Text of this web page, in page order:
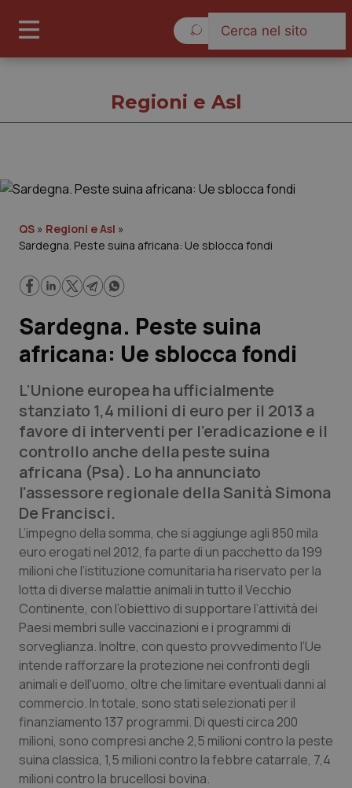
Cronache
Lavoro e Professioni
Scienza e Farmaci
Studi e Analisi
Lettere al direttore
Edizioni Regionali
QS Pro
Professionisti Sanitari.AI
Abruzzo
Basilicata
Calabria
Campania
QS Pro Gold
Artrite & artrosi
Asma & BPCO
Car-T
QS Club Newsletter
Regioni e Asl
QS » Regioni e Asl »
Sardegna. Peste suina africana: Ue sblocca fondi
Sardegna. Peste suina
africana: Ue sblocca fondi
L’Unione europea ha ufficialmente
stanziato 1,4 milioni di euro per il 2013 a
favore di interventi per l’eradicazione e il
controllo anche della peste suina
africana (Psa). Lo ha annunciato
l'assessore regionale della Sanità Simona
De Francisci.
L’impegno della somma, che si aggiunge agli 850 mila
euro erogati nel 2012, fa parte di un pacchetto da 199
milioni che l’istituzione comunitaria ha riservato per la
lotta di diverse malattie animali in tutto il Vecchio
Continente, con l’obiettivo di supportare l’attività dei
Paesi membri sulle vaccinazioni e i programmi di
sorveglianza. Inoltre, con questo provvedimento l’Ue
intende rafforzare la protezione nei confronti degli
animali e dell'uomo, oltre che limitare eventuali danni al
commercio. In totale, sono stati selezionati per il
finanziamento 137 programmi. Di questi circa 200
milioni, sono compresi anche 2,5 milioni contro la peste
suina classica, 1,5 milioni contro la febbre catarrale, 7,4
milioni contro la brucellosi bovina.